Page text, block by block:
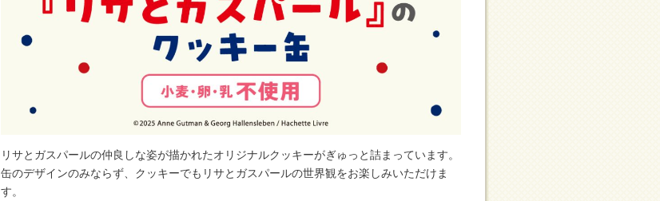
リサとガスパールの仲良しな姿が描かれたオリジナルクッキーがぎゅっと詰まっています。
缶のデザインのみならず、クッキーでもリサとガスパールの世界観をお楽しみいただけま
す。